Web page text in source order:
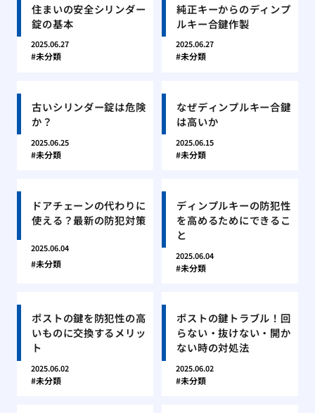
住まいの安全シリンダー
錠の基本
2025.06.27
未分類
純正キーからのディンプ
ルキー合鍵作製
2025.06.27
未分類
古いシリンダー錠は危険
か？
2025.06.25
未分類
なぜディンプルキー合鍵
は高いか
2025.06.15
未分類
ドアチェーンの代わりに
使える？最新の防犯対策
2025.06.04
未分類
ディンプルキーの防犯性
を高めるためにできるこ
と
2025.06.04
未分類
ポストの鍵を防犯性の高
いものに交換するメリッ
ト
2025.06.02
未分類
ポストの鍵トラブル！回
らない・抜けない・開か
ない時の対処法
2025.06.02
未分類